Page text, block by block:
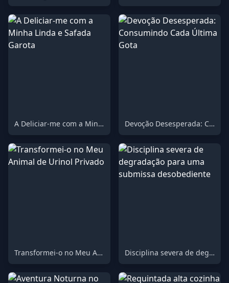
A Deliciar-me com a Minha Linda e Safada Garota Devoção Desesperada: Consumindo Cada Última Gota
Transformei-o no Meu Animal de Urinol Privado Disciplina severa de degradação para uma submissa desobediente